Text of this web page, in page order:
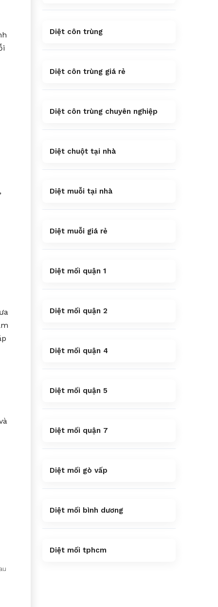
Diệt côn trùng
Diệt côn trùng giá rẻ
Diệt côn trùng chuyên nghiệp
Diệt chuột tại nhà
Diệt muỗi tại nhà
Diệt muỗi giá rẻ
Diệt mối quận 1
Diệt mối quận 2
Diệt mối quận 4
Diệt mối quận 5
Diệt mối quận 7
Diệt mối gò vấp
Diệt mối bình dương
Diệt mối tphcm